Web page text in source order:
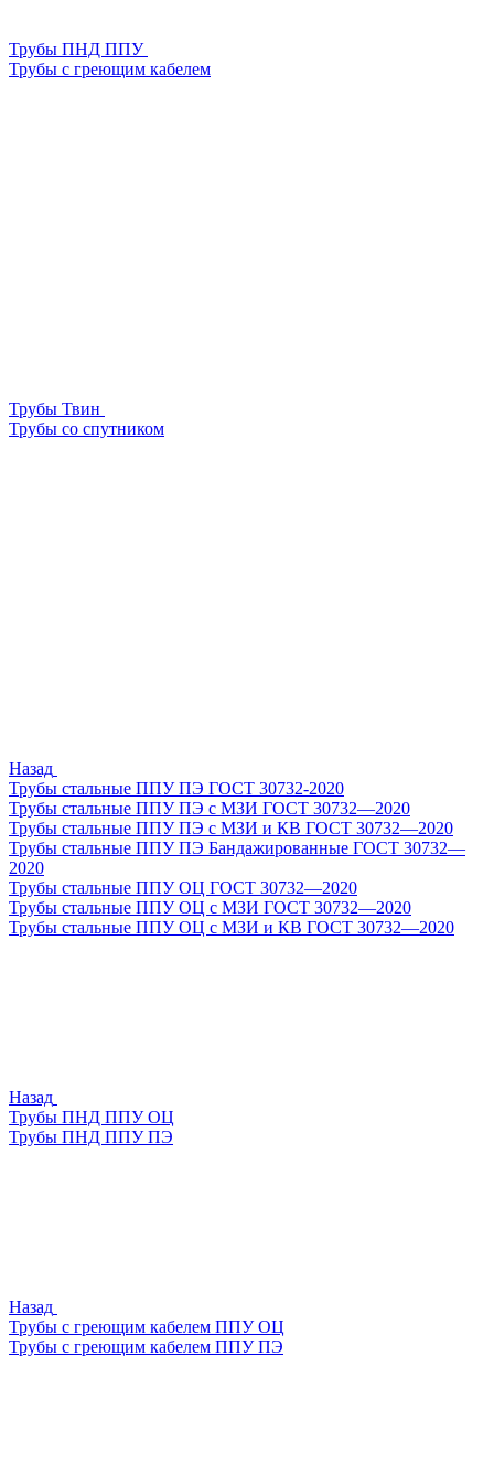
Трубы ПНД ППУ
Трубы с греющим кабелем
Трубы Твин
Трубы со спутником
Назад
Трубы стальные ППУ ПЭ ГОСТ 30732-2020
Трубы стальные ППУ ПЭ с МЗИ ГОСТ 30732—2020
Трубы стальные ППУ ПЭ с МЗИ и КВ ГОСТ 30732—2020
Трубы стальные ППУ ПЭ Бандажированные ГОСТ 30732—
2020
Трубы стальные ППУ ОЦ ГОСТ 30732—2020
Трубы стальные ППУ ОЦ с МЗИ ГОСТ 30732—2020
Трубы стальные ППУ ОЦ с МЗИ и КВ ГОСТ 30732—2020
Назад
Трубы ПНД ППУ ОЦ
Трубы ПНД ППУ ПЭ
Назад
Трубы с греющим кабелем ППУ ОЦ
Трубы с греющим кабелем ППУ ПЭ